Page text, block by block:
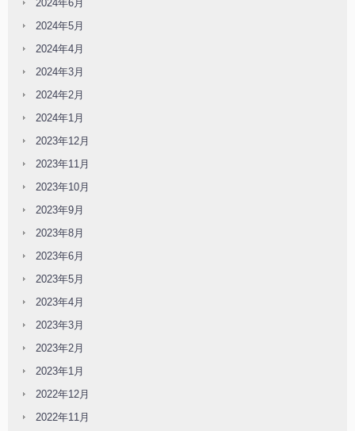
2024年6月
2024年5月
2024年4月
2024年3月
2024年2月
2024年1月
2023年12月
2023年11月
2023年10月
2023年9月
2023年8月
2023年6月
2023年5月
2023年4月
2023年3月
2023年2月
2023年1月
2022年12月
2022年11月